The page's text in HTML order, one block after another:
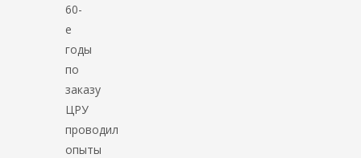
60-
е
годы
по
заказу
ЦРУ
проводил
опыты